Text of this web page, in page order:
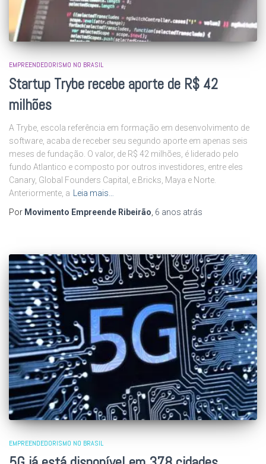
EMPREENDEDORISMO NO BRASIL
Startup Trybe recebe aporte de R$ 42
milhões
A Trybe, escola referência em formação em desenvolvimento de
software, acaba de receber seu segundo aporte em apenas seis
meses de fundação. O valor, de R$ 42 milhões, é liderado pelo
fundo Atlantico e composto por outros investidores, entre eles
Canary, Global Founders Capital, e.Bricks, Maya e Norte.
Anteriormente, a
Leia mais…
Por Movimento Empreende Ribeirão 6 anos atrás
EMPREENDEDORISMO NO BRASIL